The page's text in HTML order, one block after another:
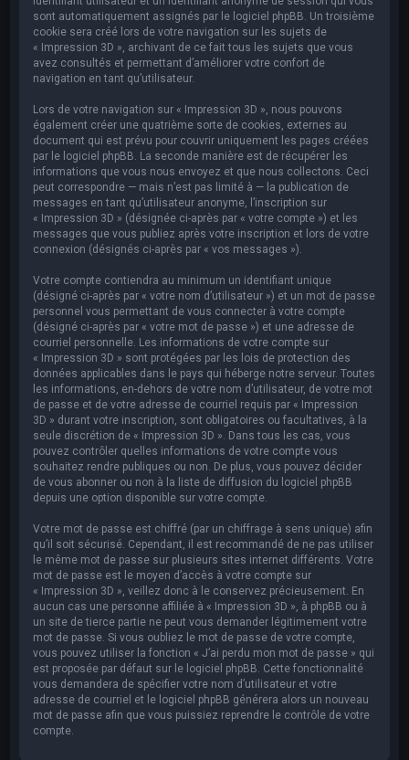
sont automatiquement assignés par le logiciel phpBB. Un troisième
cookie sera créé lors de votre navigation sur les sujets de
« Impression 3D », archivant de ce fait tous les sujets que vous
avez consultés et permettant d’améliorer votre confort de
navigation en tant qu’utilisateur.
Lors de votre navigation sur « Impression 3D », nous pouvons
également créer une quatrième sorte de cookies, externes au
document qui est prévu pour couvrir uniquement les pages créées
par le logiciel phpBB. La seconde manière est de récupérer les
informations que vous nous envoyez et que nous collectons. Ceci
peut correspondre — mais n’est pas limité à — la publication de
messages en tant qu’utilisateur anonyme, l’inscription sur
« Impression 3D » (désignée ci-après par « votre compte ») et les
messages que vous publiez après votre inscription et lors de votre
connexion (désignés ci-après par « vos messages »).
Votre compte contiendra au minimum un identifiant unique
(désigné ci-après par « votre nom d’utilisateur ») et un mot de passe
personnel vous permettant de vous connecter à votre compte
(désigné ci-après par « votre mot de passe ») et une adresse de
courriel personnelle. Les informations de votre compte sur
« Impression 3D » sont protégées par les lois de protection des
données applicables dans le pays qui héberge notre serveur. Toutes
les informations, en-dehors de votre nom d’utilisateur, de votre mot
de passe et de votre adresse de courriel requis par « Impression
3D » durant votre inscription, sont obligatoires ou facultatives, à la
seule discrétion de « Impression 3D ». Dans tous les cas, vous
pouvez contrôler quelles informations de votre compte vous
souhaitez rendre publiques ou non. De plus, vous pouvez décider
de vous abonner ou non à la liste de diffusion du logiciel phpBB
depuis une option disponible sur votre compte.
Votre mot de passe est chiffré (par un chiffrage à sens unique) afin
qu’il soit sécurisé. Cependant, il est recommandé de ne pas utiliser
le même mot de passe sur plusieurs sites internet différents. Votre
mot de passe est le moyen d’accès à votre compte sur
« Impression 3D », veillez donc à le conservez précieusement. En
aucun cas une personne affiliée à « Impression 3D », à phpBB ou à
un site de tierce partie ne peut vous demander légitimement votre
mot de passe. Si vous oubliez le mot de passe de votre compte,
vous pouvez utiliser la fonction « J’ai perdu mon mot de passe » qui
est proposée par défaut sur le logiciel phpBB. Cette fonctionnalité
vous demandera de spécifier votre nom d’utilisateur et votre
adresse de courriel et le logiciel phpBB générera alors un nouveau
mot de passe afin que vous puissiez reprendre le contrôle de votre
compte.